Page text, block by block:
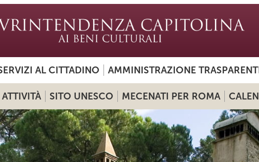
AL CITTADINO AMMINISTRAZIONE
ATTIVITÀ SITO UNESCO MECENATI PER ROMA